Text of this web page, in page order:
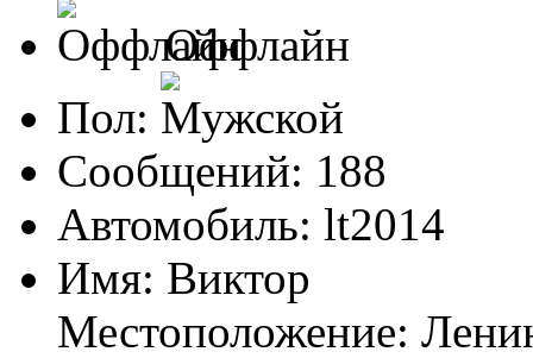
Оффлайн
Пол:
Сообщений: 188
Автомобиль: lt2014
Имя: Виктор
Местоположение: